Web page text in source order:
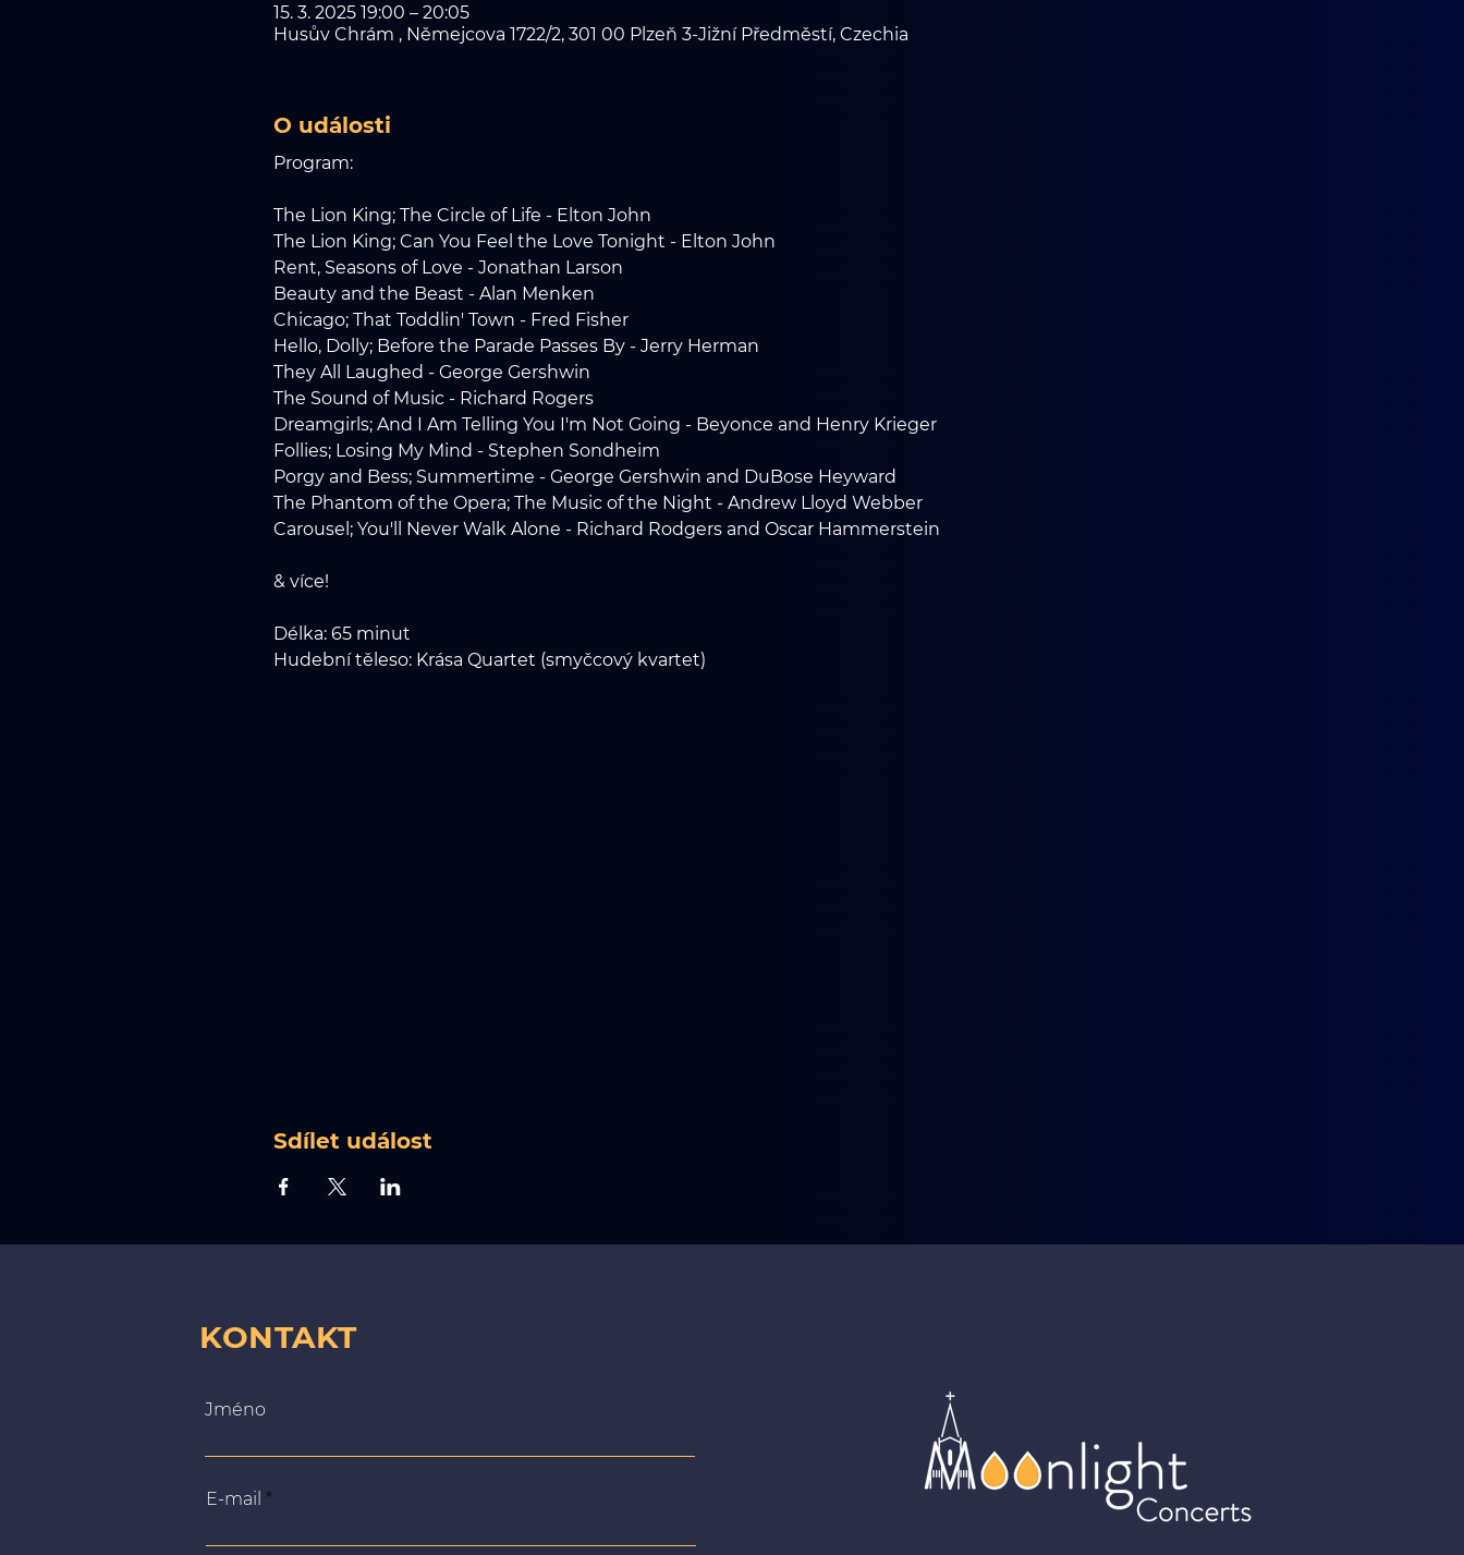
15. 3. 2025 19:00 – 20:05
Husův Chrám , Němejcova 1722/2, 301 00 Plzeň 3-Jižní Předměstí, Czechia
O události
Program:
The Lion King; The Circle of Life - Elton John
The Lion King; Can You Feel the Love Tonight - Elton John
Rent, Seasons of Love - Jonathan Larson
Beauty and the Beast - Alan Menken
Chicago; That Toddlin' Town - Fred Fisher
Hello, Dolly; Before the Parade Passes By - Jerry Herman
They All Laughed - George Gershwin
The Sound of Music - Richard Rogers
Dreamgirls; And I Am Telling You I'm Not Going - Beyonce and Henry Krieger
Follies; Losing My Mind - Stephen Sondheim
Porgy and Bess; Summertime - George Gershwin and DuBose Heyward
The Phantom of the Opera; The Music of the Night - Andrew Lloyd Webber
Carousel; You'll Never Walk Alone - Richard Rodgers and Oscar Hammerstein
& více!
Délka: 65 minut
Hudební těleso: Krása Quartet (smyčcový kvartet)
Sdílet událost
KONTAKT
Jméno
E-mail